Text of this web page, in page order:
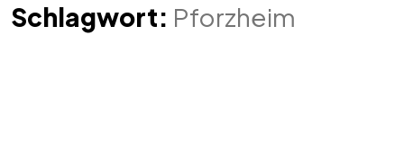
Schlagwort: Pforzheim